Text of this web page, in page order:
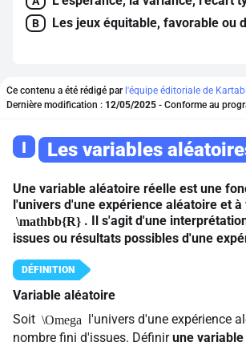
B Les jeux équitable, favorable ou
Ce contenu a été rédigé par l'équipe éditoriale de
Dernière modification : 12/05/2025 - Conforme au
I Les variables
Une variable aléatoire réelle est une
l'univers d'une expérience aléatoire et à
\mathbb{R} . Il s'agit d'une
issues ou résultats possibles d'une
Variable aléatoire
Soit \Omega
l'univers d'une expérience
nombre fini d'issues. Définirune